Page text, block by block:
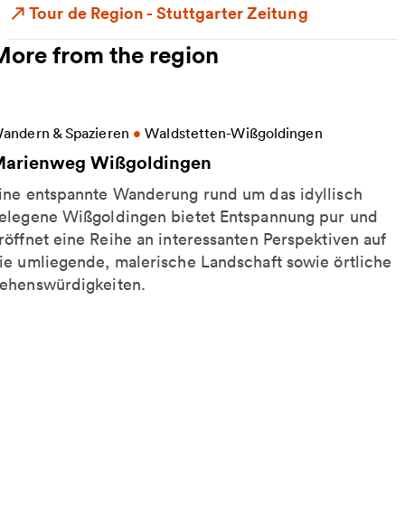
Tour de Region - Stuttgarter Zeitung
from the region
& Spazieren • Waldstetten-Wißgoldingen
Wißgoldingen
entspannte Wanderung rund um das idyllisch
Wißgoldingen bietet Entspannung pur und
eine Reihe an interessanten Perspektiven auf
umliegende, malerische Landschaft sowie örtliche
information on Marienweg Wißgoldingen